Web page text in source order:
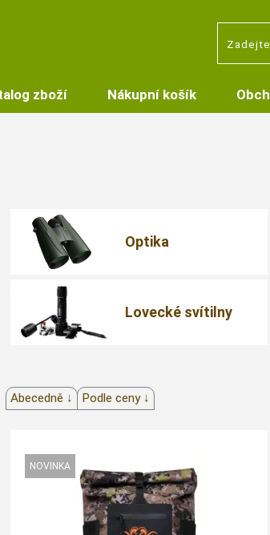
zboží Nákupní košík
Optika
Lovecké svítilny
Abecedně ↓ Podle ceny ↓